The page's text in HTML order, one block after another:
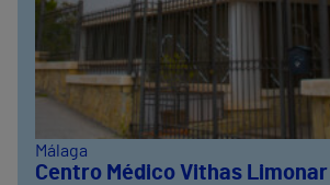
Málaga
Centro Médico Vithas Limonar